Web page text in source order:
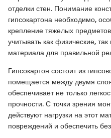
отделки стен. Понимание
гипсокартона необходимо,
крепление тяжелых
учитывать как физические,
материала для правильной
Гипсокартон состоит из
помещается между двумя
обеспечивает не только
прочности. С точки зрения
действуют нагрузки на этот
повреждений и обеспечить